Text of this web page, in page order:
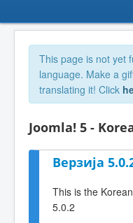
This page is not yet
language. Make a
translating it! Click
Joomla! 5 -
Верзија
This is the
5.0.2